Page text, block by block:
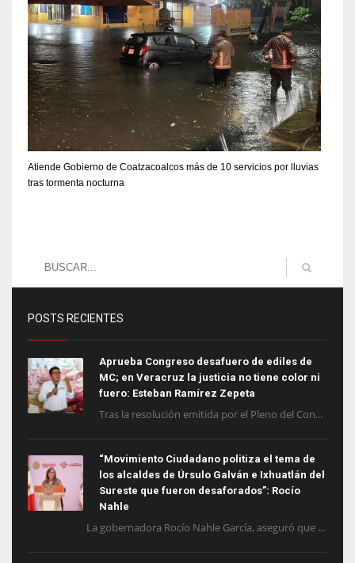
Atiende Gobierno de Coatzacoalcos más de 10 servicios por lluvias
tras tormenta nocturna
POSTS RECIENTES
Aprueba Congreso desafuero de ediles de
MC; en Veracruz la justicia no tiene color ni
fuero: Esteban Ramírez Zepeta
Tras la resolución emitida por el Pleno del Con...
“Movimiento Ciudadano politiza el tema de
los alcaldes de Úrsulo Galván e Ixhuatlán del
Sureste que fueron desaforados”: Rocío
Nahle
La gobernadora Rocío Nahle García, aseguró que ...